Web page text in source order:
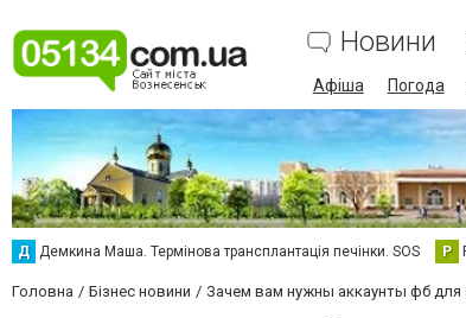
Новини
Афіша Погода
Д Демкина Маша. Термінова трансплантація печінки. SOS Р
Головна Бізнес новини Зачем вам нужны аккаунты фб для